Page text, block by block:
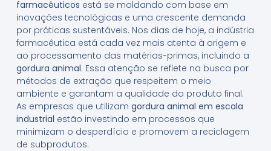
farmacêuticos está se moldando com base em
inovações tecnológicas e uma crescente demanda
por práticas sustentáveis. Nos dias de hoje, a indústria
farmacêutica está cada vez mais atenta à origem e
ao processamento das matérias-primas, incluindo a
gordura animal. Essa atenção se reflete na busca por
métodos de extração que respeitem o meio
ambiente e garantam a qualidade do produto final.
As empresas que utilizam gordura animal em escala
industrial estão investindo em processos que
minimizam o desperdício e promovem a reciclagem
de subprodutos.